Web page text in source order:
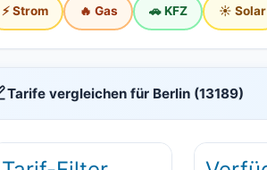
⚡ Strom 🔥 Gas 🚗 KFZ ☀️ Solar
Tarife vergleichen für Berlin (13189)